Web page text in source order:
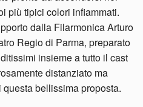
più tipici colori infiammati.
dalla Filarmonica Arturo
Regio di Parma, preparato
insieme a tutto il cast
distanziato ma
bellissima proposta.